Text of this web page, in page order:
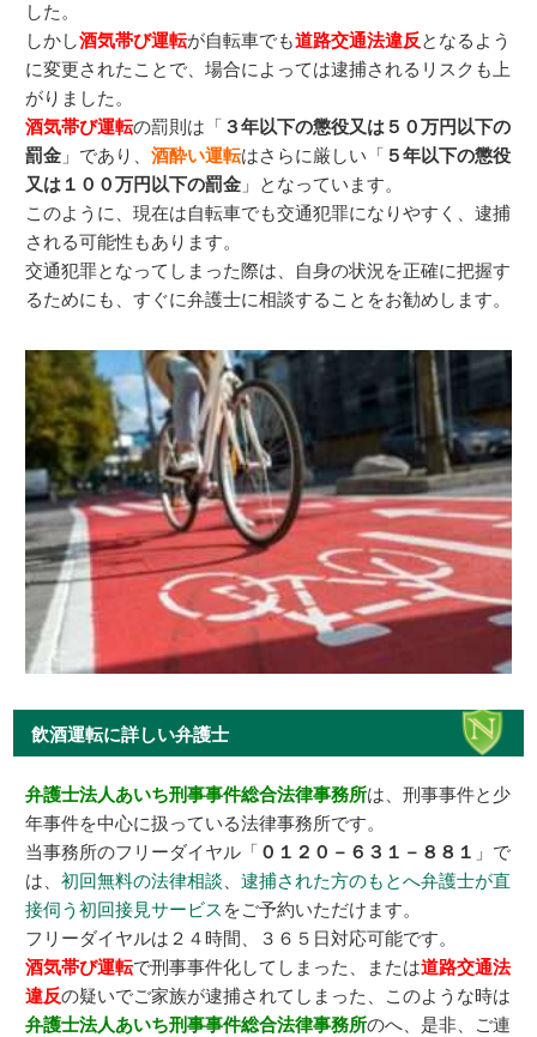
した。
しかし酒気帯び運転が自転車でも道路交通法違反となるよう
に変更されたことで、場合によっては逮捕されるリスクも上
がりました。
酒気帯び運転の罰則は「 ３年以下の懲役又は５０万円以下の
罰金 」であり、酒酔い運転はさらに厳しい「 ５年以下の懲役
又は１００万円以下の罰金 」となっています。
このように、現在は自転車でも交通犯罪になりやすく、逮捕
される可能性もあります。
交通犯罪となってしまった際は、自身の状況を正確に把握す
るためにも、すぐに弁護士に相談することをお勧めします。
飲酒運転に詳しい弁護士
弁護士法人あいち刑事事件総合法律事務所は、刑事事件と少
年事件を中心に扱っている法律事務所です。
当事務所のフリーダイヤル「 ０１２０－６３１－８８１ 」で
は、初回無料の法律相談 、逮捕された方のもとへ弁護士が直
接伺う初回接見サービス をご予約いただけます。
フリーダイヤルは２４時間、３６５日対応可能です。
酒気帯び運転で刑事事件化してしまった、または道路交通法
違反の疑いでご家族が逮捕されてしまった、このような時は
弁護士法人あいち刑事事件総合法律事務所のへ、是非、ご連